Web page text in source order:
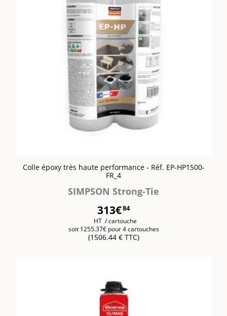
Colle époxy très haute performance - Réf. EP-HP1500-
FR_4
SIMPSON Strong-Tie
313€84
HT / cartouche
soit 1255.37€ pour 4 cartouches
(1506.44 € TTC)